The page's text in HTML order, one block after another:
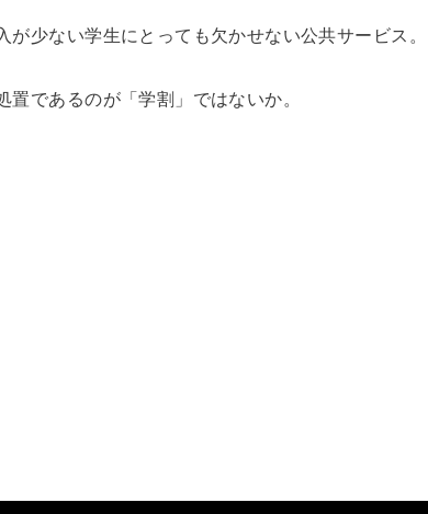
少ない学生にとっても欠かせない公共サービス。
であるのが「学割」ではないか。